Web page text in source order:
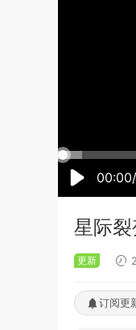
星际
更新
订阅更